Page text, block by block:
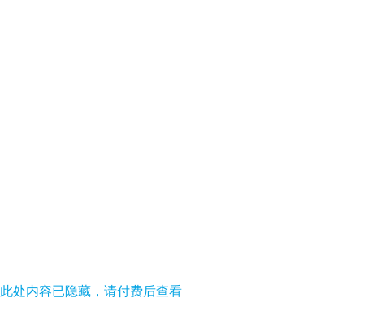
此处内容已隐藏，请付费后查看